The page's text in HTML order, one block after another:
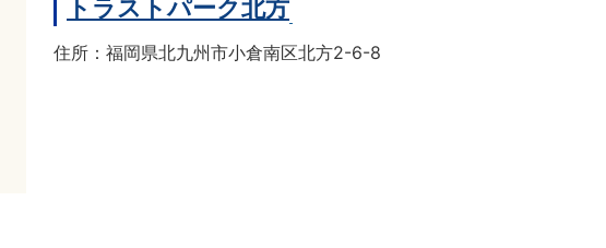
トラストパーク北方
住所：福岡県北九州市小倉南区北方2-6-8